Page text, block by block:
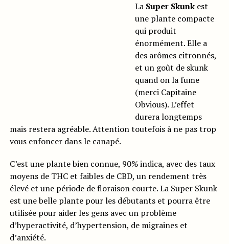
La Super Skunkest
une plante compacte
qui produit
énormément. Elle a
des arômes citronnés,
et un goût de skunk
quand on la fume
(merci Capitaine
Obvious). L’effet
durera longtemps
mais restera agréable. Attention toutefois à ne pas trop
vous enfoncer dans le canapé.
C’est une plante bien connue, 90% indica, avec des taux
moyens de THC et faibles de CBD, un rendement très
élevé et une période de floraison courte. La Super Skunk
est une belle plante pour les débutants et pourra être
utilisée pour aider les gens avec un problème
d’hyperactivité, d’hypertension, de migraines et
d’anxiété.